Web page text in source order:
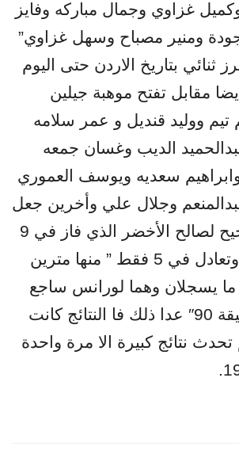
غزاوي وجمال مباركه وفايز
ومنير مصباح وسهل غزاوي”
ثنائي بتاريخ الاردن حتى اليوم
مقابل تفتح موهبة جيلين
تيم ووليد قنديل و عمر سلامه
الديب وغسان جمعه
سعديه ويوسف العموري
وجلال علي وأخرين جعل
الكفة تبدأ بالترجيح لصالح الأخضر الذي فاز في 9
مباريات وخسر وتعادل في 5 فقط ” منها مترين
ما يسجلان وهما لورانس ساجع
وزيد علوه بالدقيقة 90″ عدا ذلك فا النتائج كانت
تحدث نتائج كبيرة الا مرة واحدة